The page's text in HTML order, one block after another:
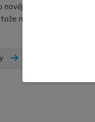
a
neb...